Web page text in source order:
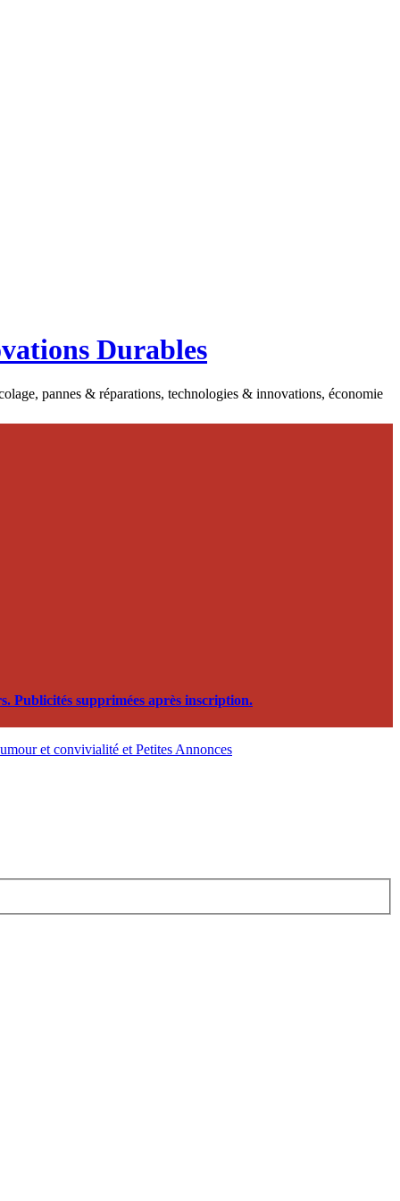
Durables
pannes & réparations, technologies & innovations, économie
Publicités supprimées après inscription.
et convivialité et Petites Annonces